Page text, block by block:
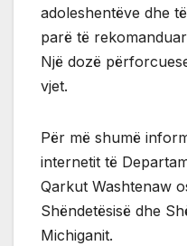
adoleshentëve dhe
parë të
Një dozë
vjet.
Për më shumë
internetit të
Qarkut Washtenaw
Shëndetësisë dhe
Michiganit.